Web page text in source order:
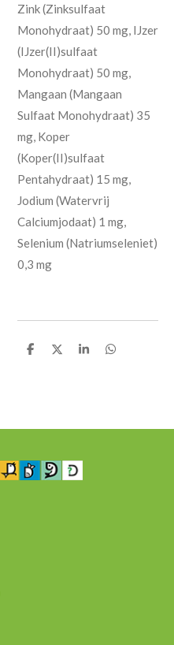
Zink (Zinksulfaat
Monohydraat) 50 mg, IJzer
(IJzer(II)sulfaat
Monohydraat) 50 mg,
Mangaan (Mangaan
Sulfaat Monohydraat) 35
mg, Koper
(Koper(II)sulfaat
Pentahydraat) 15 mg,
Jodium (Watervrij
Calciumjodaat) 1 mg,
Selenium (Natriumseleniet)
0,3 mg
D
D
S
D